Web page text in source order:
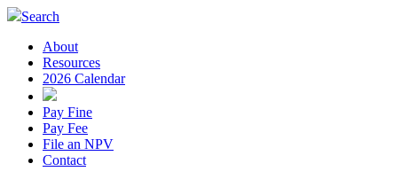
Search
About
Resources
2026 Calendar
Pay Fine
Pay Fee
File an NPV
Contact